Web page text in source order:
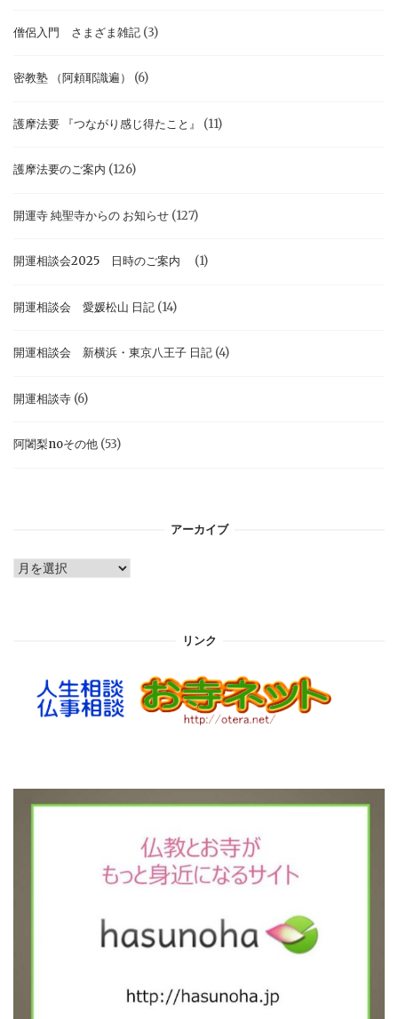
僧侶入門 さまざま雑記 (3)
密教塾 （阿頼耶識遍） (6)
護摩法要 『つながり感じ得たこと』 (11)
護摩法要のご案内 (126)
開運寺 純聖寺からの お知らせ (127)
開運相談会2025 日時のご案内 (1)
開運相談会 愛媛松山 日記 (14)
開運相談会 新横浜・東京八王子 日記 (4)
開運相談寺 (6)
阿闍梨noその他 (53)
アーカイブ
ア
リンク